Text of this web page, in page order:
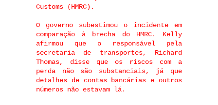
Customs (HMRC).
O governo subestimou o incidente em
comparação à brecha do HMRC. Kelly
afirmou que o responsável pela
secretaria de transportes, Richard
Thomas, disse que os riscos com a
perda não são substanciais, já que
detalhes de contas bancárias e outros
números não estavam lá.